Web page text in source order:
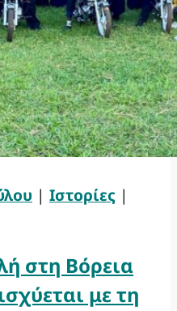
| Ιστορίες |
στη Βόρεια
με τη